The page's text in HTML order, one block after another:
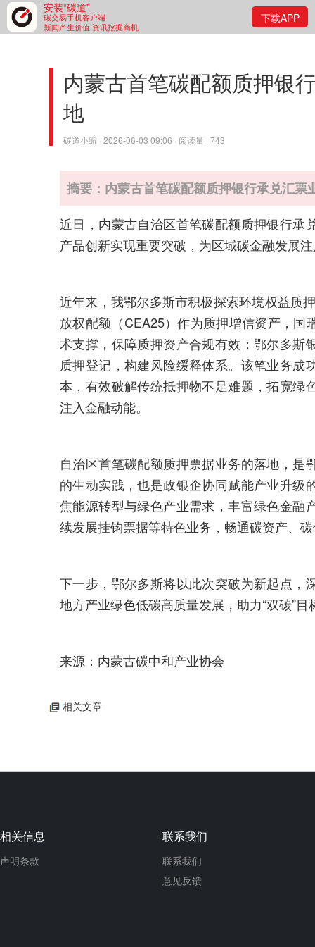
安装“碳道”
碳交易手机客户端
新闻产生价值 资讯挖掘商机
下载APP
内蒙古首笔碳配额质押银
地
碳道小编 · 2026-06-03 09:06 · 阅读量 · 743
摘要：内蒙古首笔碳配额质押银行承兑汇票
近日，内蒙古自治区首笔碳配额质押银行承
产品创新实现重要突破，为区域碳金融发展
近年来，我鄂尔多斯市积极探索环境权益质
放权配额（CEA25）作为质押增信资产，
术支撑，保障质押资产合规有效；鄂尔多斯
质押登记，构建风险缓释体系。该笔业务
本，有效破解传统抵押物不足难题，拓宽绿
注入金融动能。
自治区首笔碳配额质押票据业务的落地，
的生动实践，也是政银企协同赋能产业升级
焦能源转型与绿色产业需求，丰富绿色金融
续发展挂钩票据等特色业务，畅通碳资产、
下一步，鄂尔多斯将以此次突破为新起点，
地方产业绿色低碳高质量发展，助力“双碳”目
来源：内蒙古碳中和产业协会
相关文章
相关信息
声明条款
联系我们
联系我们
意见反馈